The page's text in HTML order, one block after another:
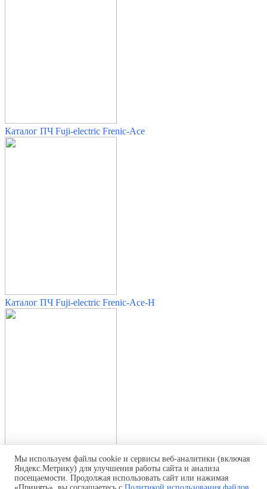
Каталог ПЧ Fuji-electric Frenic-Ace
Каталог ПЧ Fuji-electric Frenic-Ace-H
Насосные системы на солн. батареях (Frenic-Ace)
Мы используем файлы cookie и сервисы веб-аналитики (включая
Яндекс.Метрику) для улучшения работы сайта и анализа
посещаемости. Продолжая использовать сайт или нажимая